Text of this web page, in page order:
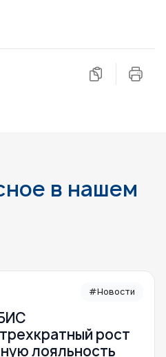
в нашем
#Новости
рост
лояльность